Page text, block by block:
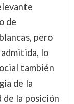
de
pero
lo
también
de la
de la posición